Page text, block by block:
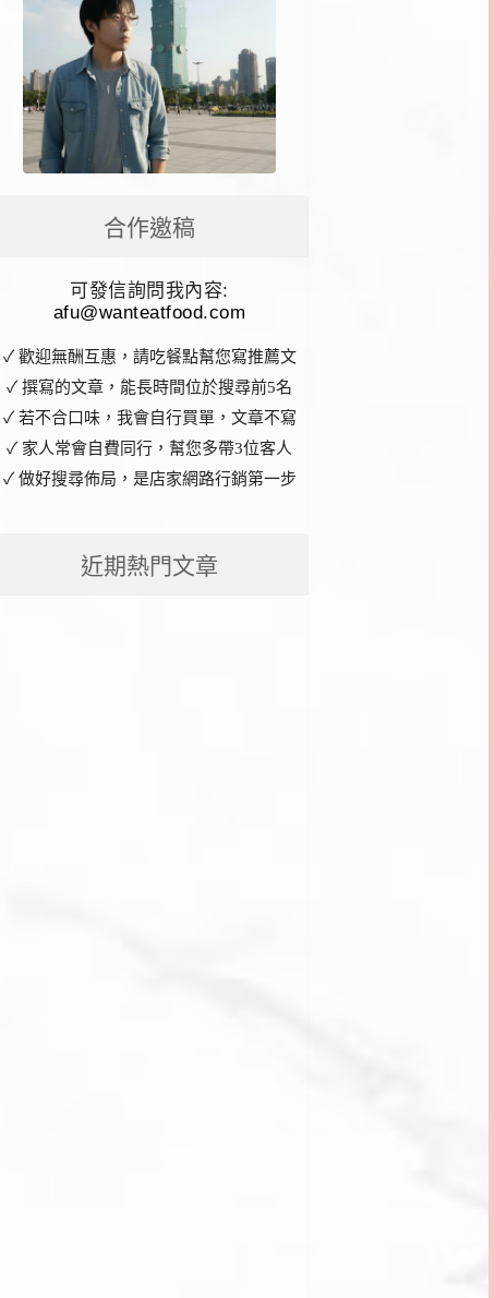
合作邀稿
可發信詢問我內容:
afu@wanteatfood.com
✓ 歡迎無酬互惠，請吃餐點幫您寫推薦文
✓ 撰寫的文章，能長時間位於搜尋前5名
✓ 若不合口味，我會自行買單，文章不寫
✓ 家人常會自費同行，幫您多帶3位客人
✓ 做好搜尋佈局，是店家網路行銷第一步
近期熱門文章